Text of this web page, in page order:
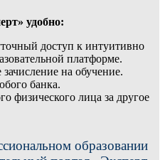
удобно:
доступ к интуитивно
платформе.
на обучение.
банка.
физического лица за другое
образовании